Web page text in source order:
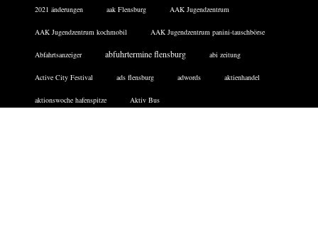
2021 änderungen aak Flensburg AAK Jugendzentrum
AAK Jugendzentrum kochmobil AAK Jugendzentrum panini-tauschbörse
Abfahrtsanzeiger abfuhrtermine flensburg abi zeitung
Active City Festival ads flensburg adwords aktienhandel
aktionswoche hafenspitze Aktiv Bus